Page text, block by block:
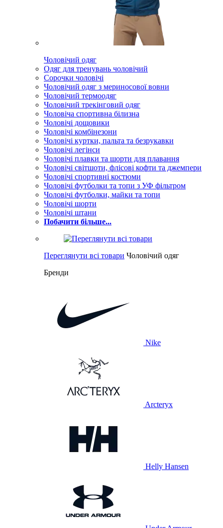
Чоловічий одяг
Одяг для тренувань чоловічий
Сорочки чоловічі
Чоловічий одяг з мериносової вовни
Чоловічий термоодяг
Чоловічий трекінговий одяг
Чоловіча спортивна білизна
Чоловічі дощовики
Чоловічі комбінезони
Чоловічі куртки, пальта та безрукавки
Чоловічі легінси
Чоловічі плавки та шорти для плавання
Чоловічі світшоти, флісові кофти та джемпери
Чоловічі спортивні костюми
Чоловічі футболки та топи з УФ фільтром
Чоловічі футболки, майки та топи
Чоловічі шорти
Чоловічі штани
Побачити більше...
Переглянути всі товари Чоловічий одяг
Бренди
Nike
Arcteryx
Helly Hansen